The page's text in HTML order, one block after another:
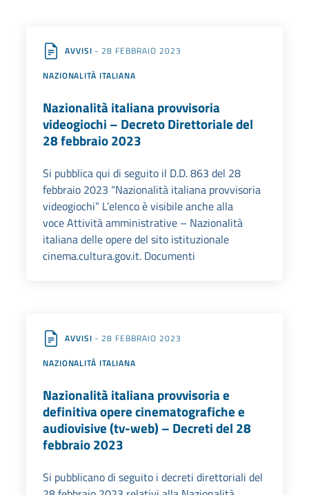
AVVISI - 28 FEBBRAIO 2023
NAZIONALITÀ ITALIANA
Nazionalità italiana provvisoria
videogiochi – Decreto Direttoriale del
28 febbraio 2023
Si pubblica qui di seguito il D.D. 863 del 28
febbraio 2023 “Nazionalità italiana provvisoria
videogiochi” L’elenco è visibile anche alla
voce Attività amministrative – Nazionalità
italiana delle opere del sito istituzionale
cinema.cultura.gov.it. Documenti
AVVISI - 28 FEBBRAIO 2023
NAZIONALITÀ ITALIANA
Nazionalità italiana provvisoria e
definitiva opere cinematografiche e
audiovisive (tv-web) – Decreti del 28
febbraio 2023
Si pubblicano di seguito i decreti direttoriali del